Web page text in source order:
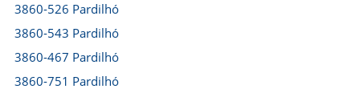
3860-526 Pardilhó
3860-543 Pardilhó
3860-467 Pardilhó
3860-751 Pardilhó